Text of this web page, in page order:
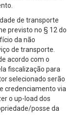
de transporte
previsto no § 12 do
da não
de transporte.
acordo com o
fiscalização para
selecionado serão
credenciamento via
o up-load dos
posse da